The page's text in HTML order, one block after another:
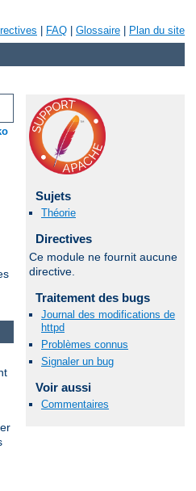
FAQ Glossaire Plan du site
Sujets
Théorie
Directives
Ce module ne fournit aucune
directive.
Traitement des bugs
Journal des modifications de
httpd
Problèmes connus
Signaler un bug
Voir aussi
Commentaires